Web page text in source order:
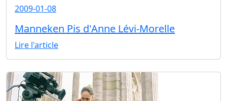
2009-01-08
Manneken Pis d'Anne Lévi-Morelle
Lire l'article